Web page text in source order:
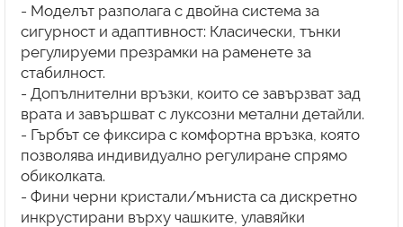
- Моделът разполага с двойна система за
сигурност и адаптивност: Класически, тънки
регулируеми презрамки на раменете за
стабилност.
- Допълнителни връзки, които се завързват зад
врата и завършват с луксозни метални детайли.
- Гърбът се фиксира с комфортна връзка, която
позволява индивидуално регулиране спрямо
обиколката.
- Фини черни кристали/мъниста са дискретно
инкрустирани върху чашките, улавяйки